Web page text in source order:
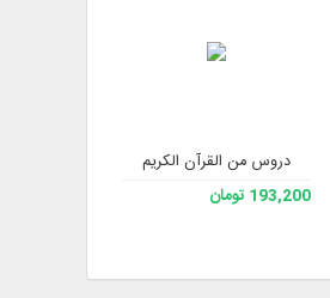
3دروس من القرآن الكريم
193,200 تومان